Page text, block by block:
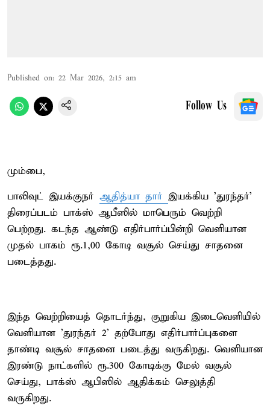
Published on: 22 Mar 2026, 2:15 am
Follow Us
மும்பை,
பாலிவுட் இயக்குநர் ஆதித்யா தார் இயக்கிய ’துரந்தர்’
திரைப்படம் பாக்ஸ் ஆபீஸில் மாபெரும் வெற்றி
பெற்றது. கடந்த ஆண்டு எதிர்பார்ப்பின்றி வெளியான
முதல் பாகம் ரூ.1,00 கோடி வசூல் செய்து சாதனை
படைத்தது.
இந்த வெற்றியைத் தொடர்ந்து, குறுகிய இடைவெளியில்
வெளியான ’துரந்தர் 2’ தற்போது எதிர்பார்ப்புகளை
தாண்டி வசூல் சாதனை படைத்து வருகிறது. வெளியான
இரண்டு நாட்களில் ரூ.300 கோடிக்கு மேல் வசூல்
செய்து, பாக்ஸ் ஆபிஸில் ஆதிக்கம் செலுத்தி
வருகிறது.